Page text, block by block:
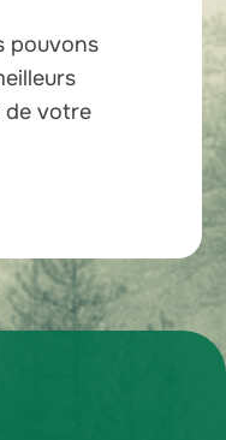
pouvons
de votre